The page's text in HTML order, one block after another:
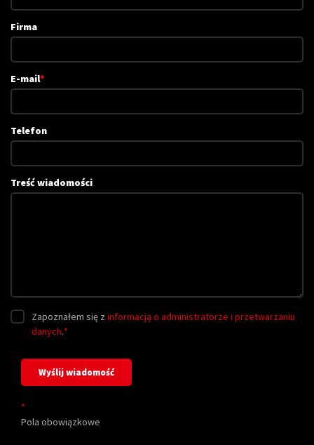
Firma
E-mail*
Telefon
Treść wiadomości
Zapoznałem się z informacją o administratorze i przetwarzaniu
danych.*
*
Pola obowiązkowe